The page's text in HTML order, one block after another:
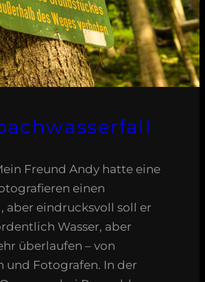
Freund Andy hatte eine
einen
aber eindrucksvoll soll er
Wasser, aber
überlaufen – von
und Fotografen. In der